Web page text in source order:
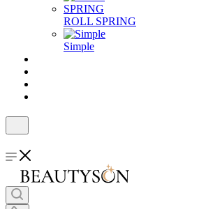
ROLL SPRING
Simple